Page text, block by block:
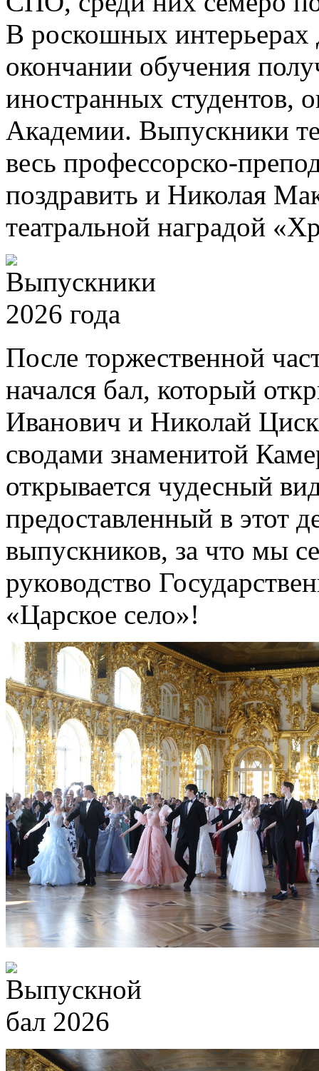
В роскошных интерьерах
окончании обучения
иностранных студентов,
Академии. Выпускники
весь профессорско-
поздравить и Николая
театральной наградой
После торжественной
начался бал, который
Иванович и Николай
сводами знаменитой
открывается чудесный
предоставленный в этот
выпускников, за что мы
руководство
«Царское село»!